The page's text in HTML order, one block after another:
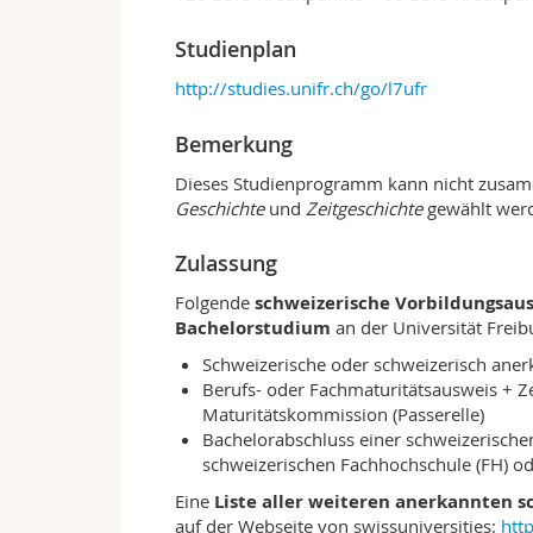
künstlerische Darstellungen, Agieren in
Entwicklungen, auf Ursachen und
Geschehnisse. Das Studium der
setzen. Angefangen von der Antike, über
wird Neues geschaffen, werden
reformiert und zugleich auch
gleichzeitigen Existenz des
Die historisch-kritische Methode
beschränken sich die Untersuchungen
Gegenstände oder Bilder mit ein. In
Gegenwart fremd oder nur scheinbar
Symbolsprachen der Vergangenheit
fremder oder vergangener Idiome im
auch die Darstellung des
sprachliche Vermittlung
schriftlich.
Studienplan
http://studies.unifr.ch/go/l7ufr
Bemerkung
Dieses Studienprogramm kann nicht
Geschichteund Zeitgeschichtegewählt
Zulassung
Folgende schweizerische
Bachelorstudium an der Universität
Schweizerische oder schweizerisch
Berufs- oder Fachmaturitätsausweis +
Maturitätskommission (Passerelle)
Bachelorabschluss einer
schweizerischen Fachhochschule (FH)
Eine Liste aller weiteren anerkannten
auf der Webseite von swissuniversities: